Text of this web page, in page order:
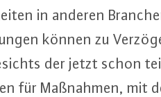
in anderen
können zu
der jetzt schon
für Maßnahmen, mit